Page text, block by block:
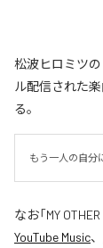
松波ヒロミツの
ル配信された楽
る。
もう一人の自分
なお「MY
YouTube Music、